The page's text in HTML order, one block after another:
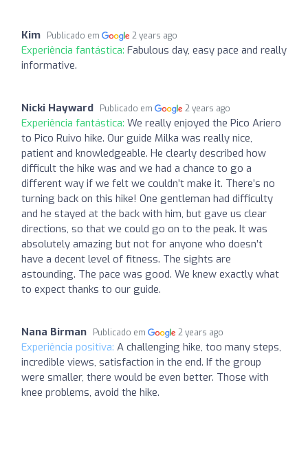
Kim Publicado em 2 years ago
Experiência fantástica: Fabulous day, easy pace and really
informative.
Nicki Hayward Publicado em 2 years ago
Experiência fantástica: We really enjoyed the Pico Ariero
to Pico Ruivo hike. Our guide Milka was really nice,
patient and knowledgeable. He clearly described how
difficult the hike was and we had a chance to go a
different way if we felt we couldn’t make it. There’s no
turning back on this hike! One gentleman had difficulty
and he stayed at the back with him, but gave us clear
directions, so that we could go on to the peak. It was
absolutely amazing but not for anyone who doesn’t
have a decent level of fitness. The sights are
astounding. The pace was good. We knew exactly what
to expect thanks to our guide.
Nana Birman Publicado em 2 years ago
Experiência positiva: A challenging hike, too many steps,
incredible views, satisfaction in the end. If the group
were smaller, there would be even better. Those with
knee problems, avoid the hike.